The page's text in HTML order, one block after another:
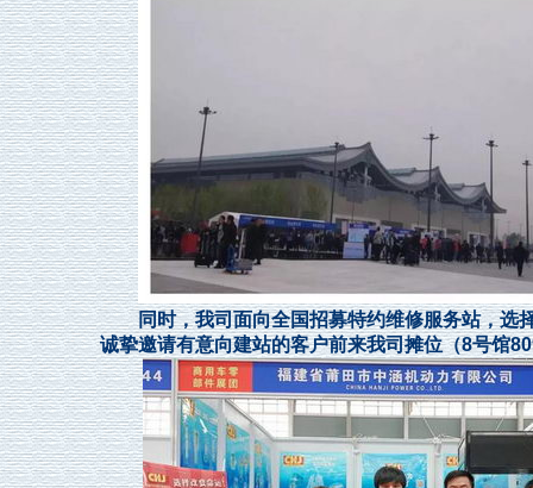
同时，我司面向全国招募特约维修服务站，选择
诚挚邀请有意向建站的客户前来我司摊位（8号馆